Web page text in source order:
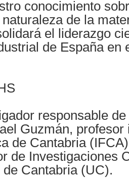
conocimiento
naturaleza de la
el liderazgo
de España en
responsable
Guzmán,
de Cantabria
de Investigaciones
Cantabria (UC).